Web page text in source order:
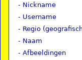
- Nickname
- Username
- Regio
- Naam
- Afbeeldingen